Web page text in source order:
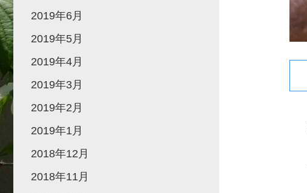
2019年6月
2019年5月
2019年4月
2019年3月
2019年2月
2019年1月
2018年12月
2018年11月